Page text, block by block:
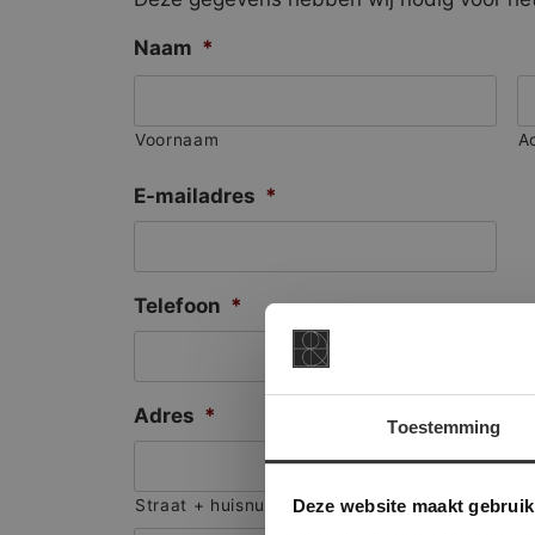
Toestemming
Deze website maakt
Naam *
Voornaam
E-mailadres *
Telefoon *
Adres *
Straat + huisnummer
Deze
onze